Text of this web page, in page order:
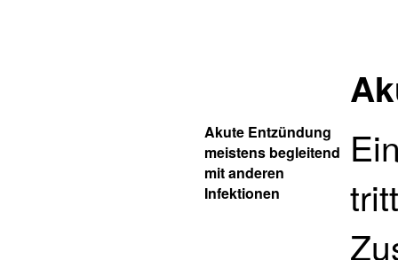
Akute Entzündung
meistens begleitend
mit anderen
Infektionen